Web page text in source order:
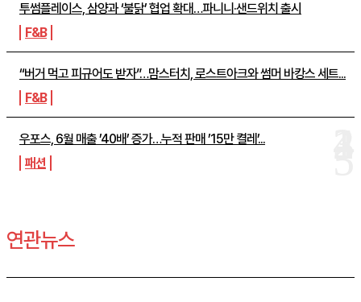
투썸플레이스, 삼양과 ‘불닭’ 협업 확대…파니니·샌드위치 출시
F&B
“버거 먹고 피규어도 받자”…맘스터치, 로스트아크와 썸머 바캉스 세트...
F&B
우포스, 6월 매출 ’40배’ 증가…누적 판매 ’15만 켤레’...
패션
연관뉴스